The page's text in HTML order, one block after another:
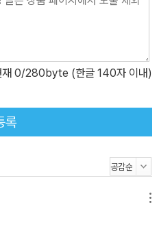
람들이 급증한 세태를 보도했다.
가득 채우고 있었다. 그러나 우리
액을 투자하는 것은 ‘아름다워 보
된 사회에 부응하기 위한 생존 수
을 강요하는가》가 지금도 명저로
기 때문이다. 그녀가 일찌감치 예
, 값비싼 화장품은 이미 현대인을
않았다. 아니, 오히려 더욱 가혹
재 0/280byte (한글 140자 이내)
록